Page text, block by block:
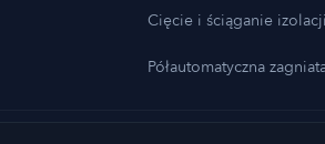
Cięcie i ściąganie
Półautomatyczna